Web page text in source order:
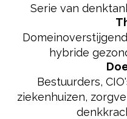
Serie van
hybride
Bestuurders,
ziekenhuizen,